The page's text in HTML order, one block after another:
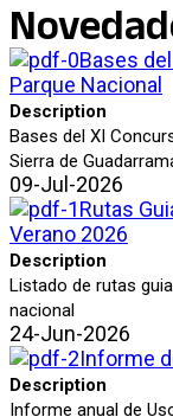
Bases
Parque Nacional
Description
Bases del XI
Sierra de
09-Jul-2026
Rutas
Verano 2026
Description
Listado de rutas
nacional
24-Jun-2026
Informe
Description
Informe anual de